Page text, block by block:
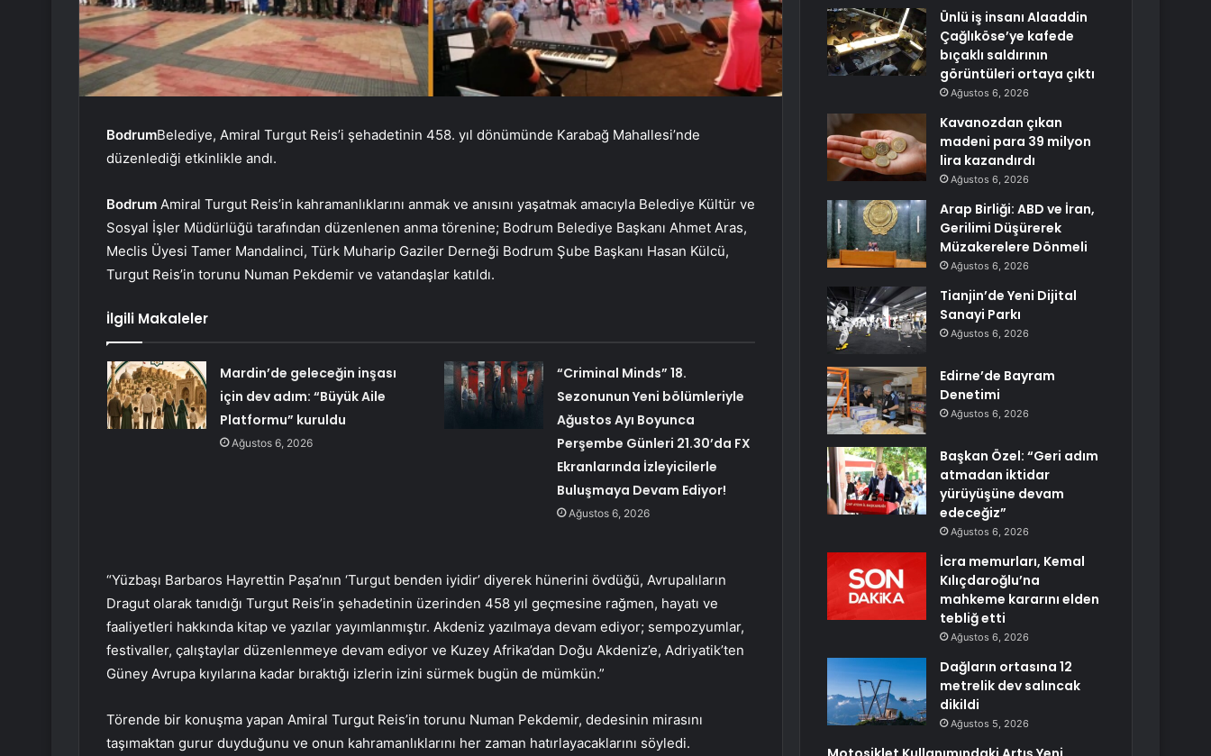
BodrumBelediye, Amiral Turgut Reis’i şehadetinin 458. yıl dönümünde Karabağ Mahallesi’nde
düzenlediği etkinlikle andı.
Bodrum Amiral Turgut Reis’in kahramanlıklarını anmak ve anısını yaşatmak amacıyla Belediye Kültür ve
Sosyal İşler Müdürlüğü tarafından düzenlenen anma törenine; Bodrum Belediye Başkanı Ahmet Aras,
Meclis Üyesi Tamer Mandalinci, Türk Muharip Gaziler Derneği Bodrum Şube Başkanı Hasan Külcü,
Turgut Reis’in torunu Numan Pekdemir ve vatandaşlar katıldı.
İlgili Makaleler
Mardin’de geleceğin inşası
için dev adım: “Büyük Aile
Platformu” kuruldu
Ağustos 6, 2026
“Criminal Minds” 18.
Sezonunun Yeni bölümleriyle
Ağustos Ayı Boyunca
Perşembe Günleri 21.30’da FX
Ekranlarında İzleyicilerle
Buluşmaya Devam Ediyor!
Ağustos 6, 2026
“Yüzbaşı Barbaros Hayrettin Paşa’nın ‘Turgut benden iyidir’ diyerek hünerini övdüğü, Avrupalıların
Dragut olarak tanıdığı Turgut Reis’in şehadetinin üzerinden 458 yıl geçmesine rağmen, hayatı ve
faaliyetleri hakkında kitap ve yazılar yayımlanmıştır. Akdeniz yazılmaya devam ediyor; sempozyumlar,
festivaller, çalıştaylar düzenlenmeye devam ediyor ve Kuzey Afrika’dan Doğu Akdeniz’e, Adriyatik’ten
Güney Avrupa kıyılarına kadar bıraktığı izlerin izini sürmek bugün de mümkün.”
Törende bir konuşma yapan Amiral Turgut Reis’in torunu Numan Pekdemir, dedesinin mirasını
taşımaktan gurur duyduğunu ve onun kahramanlıklarını her zaman hatırlayacaklarını söyledi.
Ünlü iş insanı Alaaddin
Çağlıköse’ye kafede
bıçaklı saldırının
görüntüleri ortaya çıktı
Ağustos 6, 2026
Kavanozdan çıkan
madeni para 39 milyon
lira kazandırdı
Ağustos 6, 2026
Arap Birliği: ABD ve İran,
Gerilimi Düşürerek
Müzakerelere Dönmeli
Ağustos 6, 2026
Tianjin’de Yeni Dijital
Sanayi Parkı
Ağustos 6, 2026
Edirne’de Bayram
Denetimi
Ağustos 6, 2026
Başkan Özel: “Geri adım
atmadan iktidar
yürüyüşüne devam
edeceğiz”
Ağustos 6, 2026
İcra memurları, Kemal
Kılıçdaroğlu’na
mahkeme kararını elden
tebliğ etti
Ağustos 6, 2026
Dağların ortasına 12
metrelik dev salıncak
dikildi
Ağustos 5, 2026